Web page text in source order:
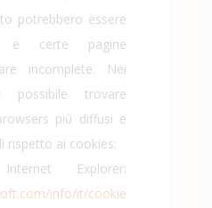
potrebbero essere
e certe pagine
incomplete. Nei
trovare
più diffusi e
rispetto ai cookies:
Explorer:
info/it/cookie